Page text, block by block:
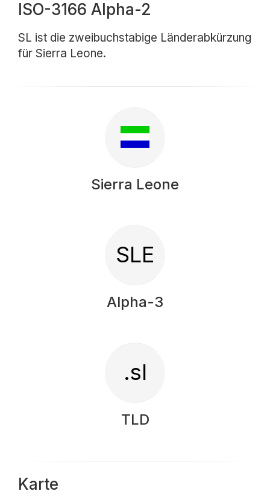
ISO-3166 Alpha-2
SL ist die zweibuchstabige Länderabkürzung
für Sierra Leone.
Sierra Leone
SLE
Alpha-3
.sl
TLD
Karte